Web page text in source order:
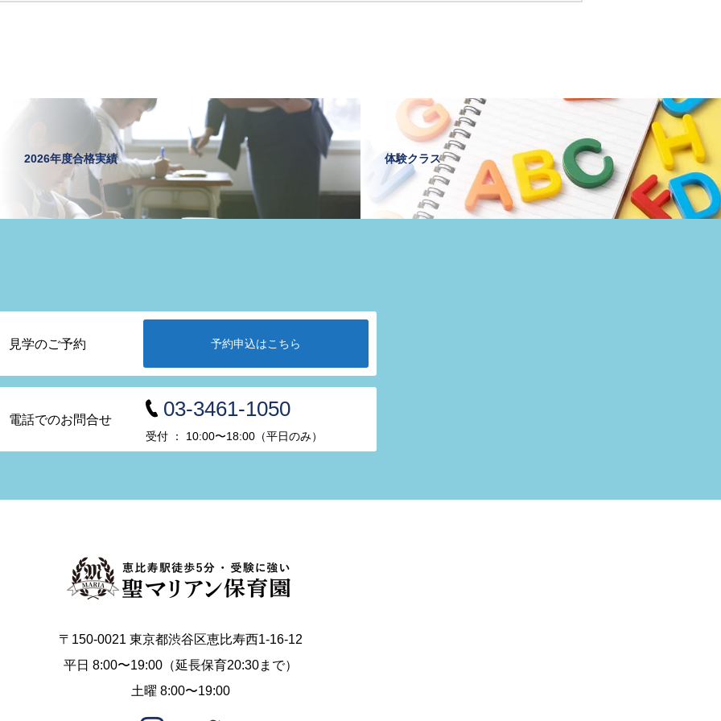
2026年度合格実績 体験クラス
見学のご予約 予約申込はこちら
電話でのお問合せ 03-3461-1050
受付 ： 10:00〜18:00（平日のみ）
〒150-0021 東京都渋谷区恵比寿西1-16-12
平日 8:00〜19:00（延長保育20:30まで）
土曜 8:00〜19:00